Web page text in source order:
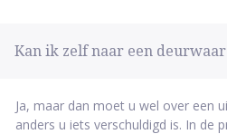
Kan ik zelf naar een
Ja, maar dan moet u wel over een
anders u iets verschuldigd is. In de